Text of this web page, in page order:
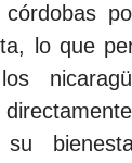
lo que